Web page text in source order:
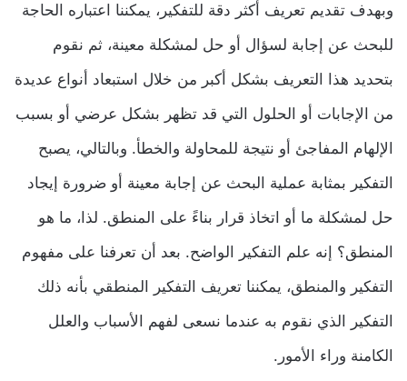
وبهدف تقديم تعريف أكثر دقة للتفكير، يمكننا اعتباره الحاجة
للبحث عن إجابة لسؤال أو حل لمشكلة معينة، ثم نقوم
بتحديد هذا التعريف بشكل أكبر من خلال استبعاد أنواع عديدة
من الإجابات أو الحلول التي قد تظهر بشكل عرضي أو بسبب
الإلهام المفاجئ أو نتيجة للمحاولة والخطأ. وبالتالي، يصبح
التفكير بمثابة عملية البحث عن إجابة معينة أو ضرورة إيجاد
حل لمشكلة ما أو اتخاذ قرار بناءً على المنطق. لذا، ما هو
المنطق؟ إنه علم التفكير الواضح. بعد أن تعرفنا على مفهوم
التفكير والمنطق، يمكننا تعريف التفكير المنطقي بأنه ذلك
التفكير الذي نقوم به عندما نسعى لفهم الأسباب والعلل
الكامنة وراء الأمور.